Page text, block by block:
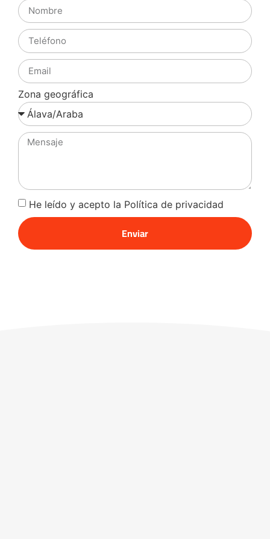
Zona geográfica
He leído y acepto la Política de privacidad
Enviar